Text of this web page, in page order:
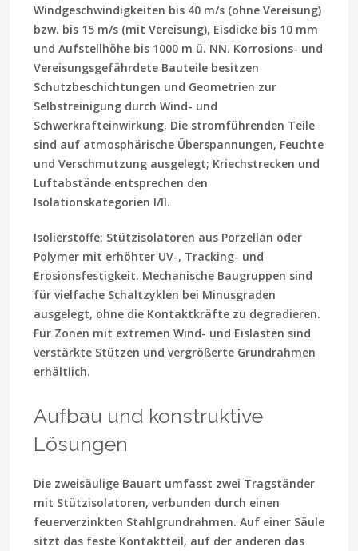
Windgeschwindigkeiten bis 40 m/s (ohne Vereisung)
bzw. bis 15 m/s (mit Vereisung), Eisdicke bis 10 mm
und Aufstellhöhe bis 1000 m ü. NN. Korrosions- und
Vereisungsgefährdete Bauteile besitzen
Schutzbeschichtungen und Geometrien zur
Selbstreinigung durch Wind- und
Schwerkrafteinwirkung. Die stromführenden Teile
sind auf atmosphärische Überspannungen, Feuchte
und Verschmutzung ausgelegt; Kriechstrecken und
Luftabstände entsprechen den
Isolationskategorien I/II.
Isolierstoffe: Stützisolatoren aus Porzellan oder
Polymer mit erhöhter UV-, Tracking- und
Erosionsfestigkeit. Mechanische Baugruppen sind
für vielfache Schaltzyklen bei Minusgraden
ausgelegt, ohne die Kontaktkräfte zu degradieren.
Für Zonen mit extremen Wind- und Eislasten sind
verstärkte Stützen und vergrößerte Grundrahmen
erhältlich.
Aufbau und konstruktive
Lösungen
Die zweisäulige Bauart umfasst zwei Tragständer
mit Stützisolatoren, verbunden durch einen
feuerverzinkten Stahlgrundrahmen. Auf einer Säule
sitzt das feste Kontaktteil, auf der anderen das